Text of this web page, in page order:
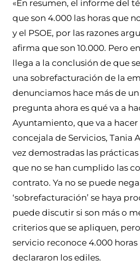
«En resumen, el informe del
que son 4.000 las horas que
y el PSOE, por las razones
afirma que son 10.000. Pero
llega a la conclusión de que
una sobrefacturación de la
denunciamos hace más de un
pregunta ahora es qué va a
Ayuntamiento, que va a hacer
concejala de Servicios, Tania
vez demostradas las
que no se han cumplido las
contrato. Ya no se puede
‘sobrefacturación’ se haya
puede discutir si son más o
criterios que se apliquen,
servicio reconoce 4.000 horas
declararon los ediles.